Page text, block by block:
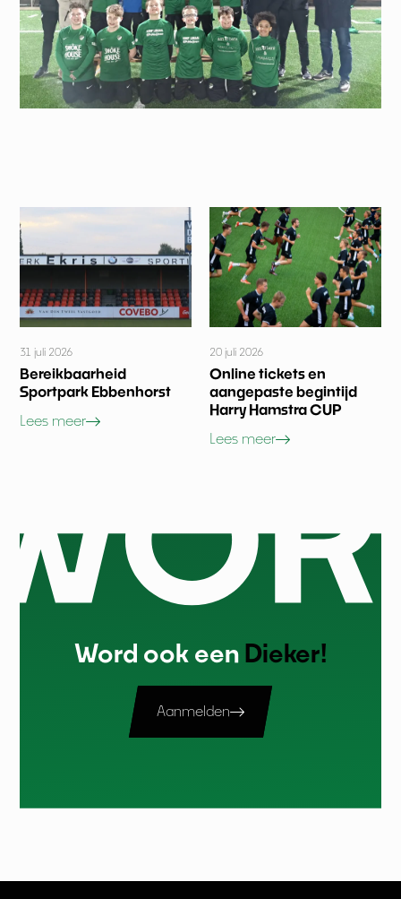
31 juli 2026
Bereikbaarheid
Sportpark Ebbenhorst
Lees meer
20 juli 2026
Online tickets en
aangepaste begintijd
Harry Hamstra CUP
Lees meer
Word ook een Dieker!
Aanmelden